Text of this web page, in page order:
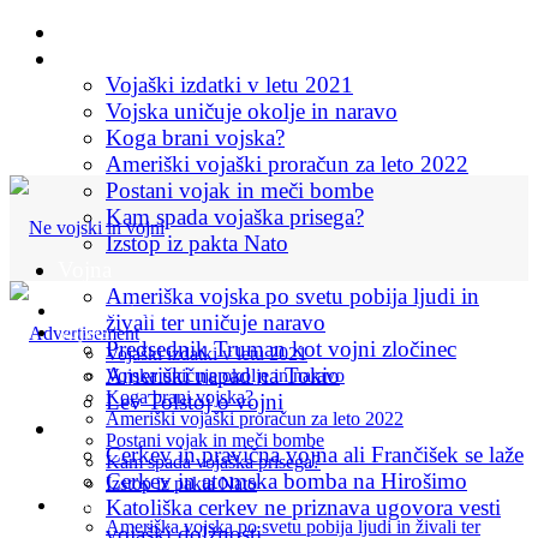
Vojaški izdatki v letu 2021
Vojska uničuje okolje in naravo
Koga brani vojska?
Ameriški vojaški proračun za leto 2022
Postani vojak in meči bombe
Kam spada vojaška prisega?
Izstop iz pakta Nato
Ameriška vojska po svetu pobija ljudi in
živali ter uničuje naravo
Predsednik Truman kot vojni zločinec
Ameriški napad na Tokio
Lev Tolstoj o vojni
Cerkev in vojna
Cerkev in pravična vojna ali Frančišek se laže
Cerkev in atomska bomba na Hirošimo
Katoliška cerkev ne priznava ugovora vesti
Začetna stran
Vojska
Vojaški izdatki v letu 2021
Vojska uničuje okolje in naravo
Koga brani vojska?
Ameriški vojaški proračun za leto 2022
Postani vojak in meči bombe
Kam spada vojaška prisega?
Izstop iz pakta Nato
Vojna
Ameriška vojska po svetu pobija ljudi in živali ter